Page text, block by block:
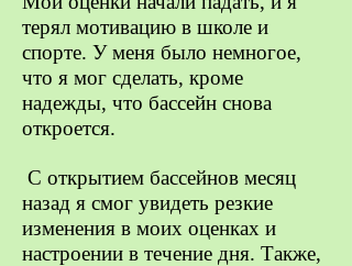
терял мотивацию в школе и
спорте. У меня было немногое,
что я мог сделать, кроме
надежды, что бассейн снова
откроется.
С открытием бассейнов месяц
назад я смог увидеть резкие
изменения в моих оценках и
настроении в течение дня. Также,